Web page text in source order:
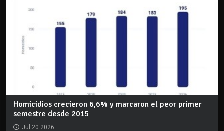
Homicidios crecieron 6,6% y marcaron el peor primer
semestre desde 2015
Jul 20 2026